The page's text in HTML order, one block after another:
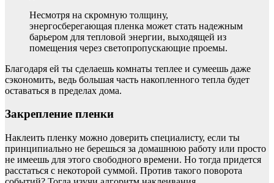
Несмотря на скромную толщину,
энергосберегающая пленка может стать надежным
барьером для тепловой энергии, выходящей из
помещения через светопропускающие проемы.
Благодаря ей ты сделаешь комнаты теплее и сумеешь даже
сэкономить, ведь большая часть накопленного тепла будет
оставаться в пределах дома.
Закрепление пленки
Наклеить пленку можно доверить специалисту, если ты
принципиально не берешься за домашнюю работу или просто
не имеешь для этого свободного времени. Но тогда придется
расстаться с некоторой суммой. Против такого поворота